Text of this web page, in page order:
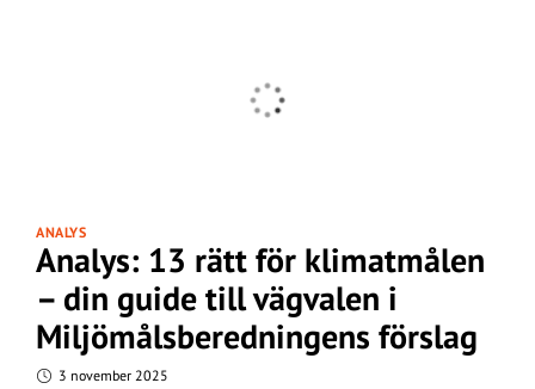
ANALYS
Analys: 13 rätt för klimatmålen
– din guide till vägvalen i
Miljömålsberedningens förslag
3 november 2025